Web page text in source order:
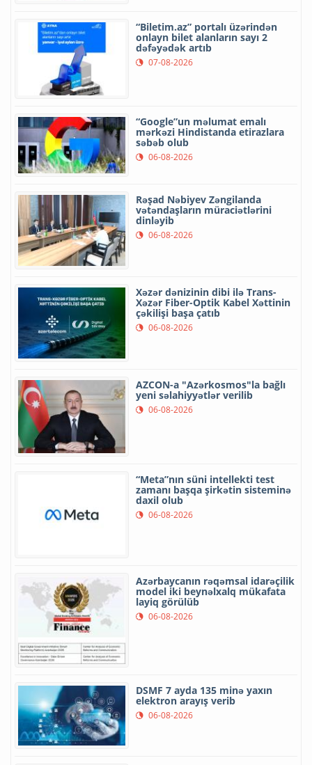
“Biletim.az” portalı üzərindən
onlayn bilet alanların sayı 2
dəfəyədək artıb
07-08-2026
“Google”un məlumat emalı
mərkəzi Hindistanda etirazlara
səbəb olub
06-08-2026
Rəşad Nəbiyev Zəngilanda
vətəndaşların müraciətlərini
dinləyib
06-08-2026
Xəzər dənizinin dibi ilə Trans-
Xəzər Fiber-Optik Kabel Xəttinin
çəkilişi başa çatıb
06-08-2026
AZCON-a "Azərkosmos"la bağlı
yeni səlahiyyətlər verilib
06-08-2026
“Meta”nın süni intellekti test
zamanı başqa şirkətin sisteminə
daxil olub
06-08-2026
Azərbaycanın rəqəmsal idarəçilik
model iki beynəlxalq mükafata
layiq görülüb
06-08-2026
DSMF 7 ayda 135 minə yaxın
elektron arayış verib
06-08-2026